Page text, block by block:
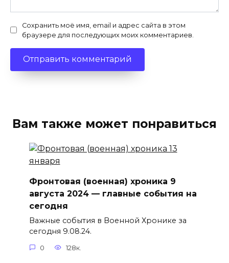
Сохранить моё имя, email и адрес сайта в этом
браузере для последующих моих комментариев.
Вам также может понравиться
Фронтовая (военная) хроника 9
августа 2024 — главные события на
сегодня
Важные события в Военной Хронике за
сегодня 9.08.24.
0 128к.